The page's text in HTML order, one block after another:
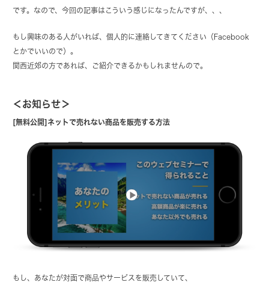
です。なので、今回の記事はこういう感じになったんですが、、、
もし興味のある人がいれば、個人的に連絡してきてください（Facebook
とかでいいので）。
関西近郊の方であれば、ご紹介できるかもしれませんので。
＜お知らせ＞
[無料公開]ネットで売れない商品を販売する方法
もし、あなたが対面で商品やサービスを販売していて、